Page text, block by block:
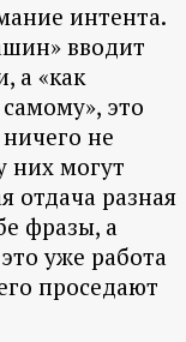
интента.
вводит
а «как
это
не
них могут
отдача разная
фразы, а
уже работа
проседают